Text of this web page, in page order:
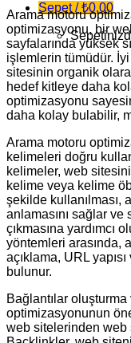
Sepet /₺0,00
Arama motoru
optimizasyonu, bir
sayfalarında yüksek
işlemlerin tümüdür.
sitesinin organik
hedef kitleye daha
optimizasyonu
daha kolay bulabilir,
Arama motoru
kelimeleri doğru
kelimeler, web
kelime veya kelime
şekilde kullanılması,
anlamasını sağlar
çıkmasına yardımcı
yöntemleri arasında,
açıklama, URL
bulunur.
Bağlantılar
optimizasyonunun
web sitelerinden web